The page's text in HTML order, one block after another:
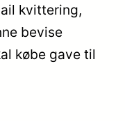
kvittering,
bevise
købe gave til